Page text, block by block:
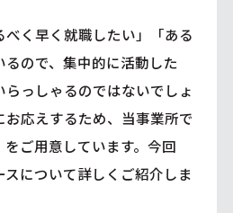
べく早く就職したい」「ある
ので、集中的に活動した
っしゃるのではないでしょ
応えするため、当事業所で
ご用意しています。今回
について詳しくご紹介しま